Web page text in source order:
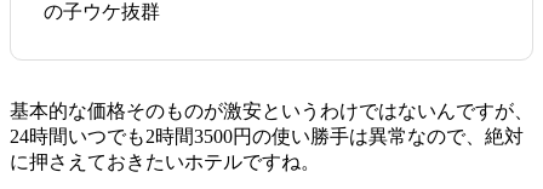
の子ウケ抜群
基本的な価格そのものが激安というわけではないんですが、
24時間いつでも2時間3500円の使い勝手は異常なので、絶対
に押さえておきたいホテルですね。